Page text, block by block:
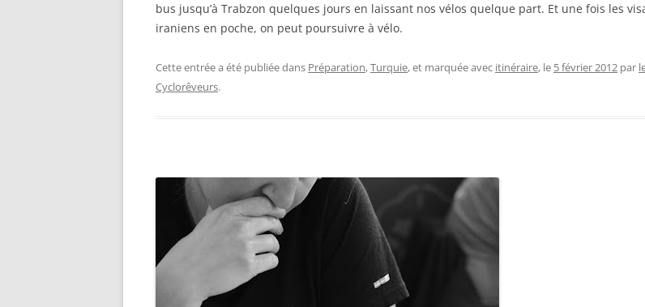
bus jusqu’à Trabzon quelques jours en laissant nos vélos quelque part. Et une fois les
iraniens en poche, on peut poursuivre à vélo.
Cette entrée a été publiée dans Préparation,Turquie, et marquée avec itinéraire, le 5 février 2012 par
Cyclorêveurs.